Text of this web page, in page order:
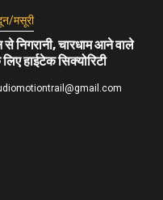
मसूरी
निगरानी, चारधाम आने वाले
हाईटेक सिक्योरिटी